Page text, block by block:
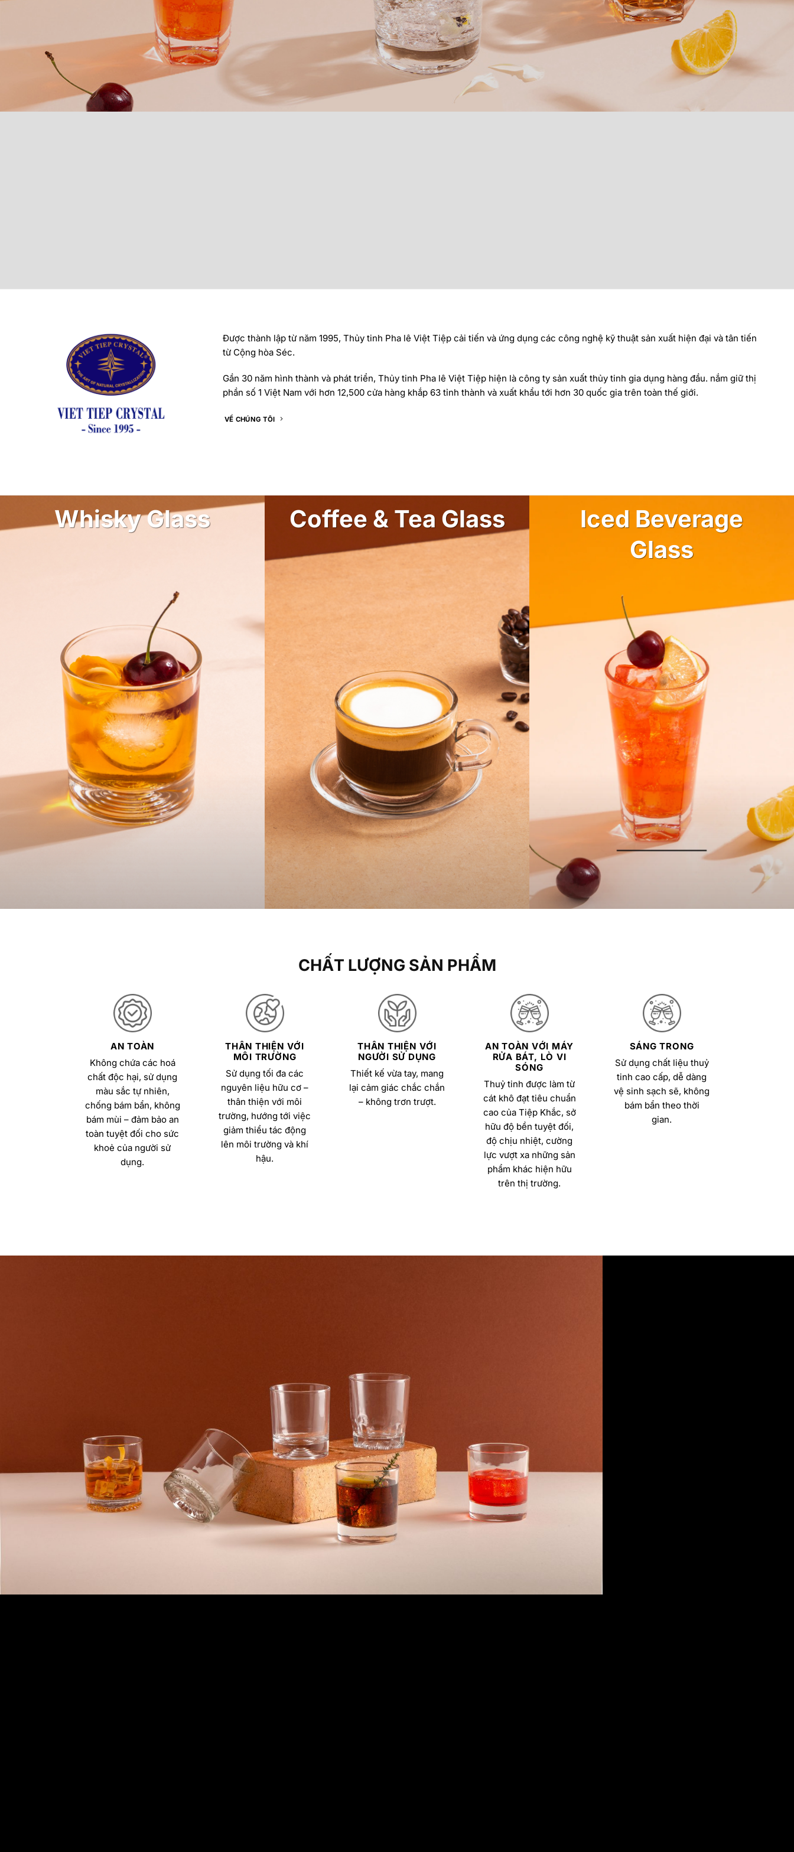
Được thành lập từ năm 1995, Thủy tinh Pha lê Việt Tiệp cải tiến và ứng dụng các công nghệ kỹ thuật sản xuất hiện đại và tân tiến
từ Cộng hòa Séc.
Gần 30 năm hình thành và phát triển, Thủy tinh Pha lê Việt Tiệp hiện là công ty sản xuất thủy tinh gia dụng hàng đầu. nắm giữ thị
phần số 1 Việt Nam với hơn 12,500 cửa hàng khắp 63 tỉnh thành và xuất khẩu tới hơn 30 quốc gia trên toàn thế giới.
VỀ CHÚNG TÔI
Whisky Glass Coffee & Tea Glass
Iced Beverage
Glass
CHẤT LƯỢNG SẢN PHẨM
AN TOÀN
Không chứa các hoá
chất độc hại, sử dụng
màu sắc tự nhiên,
chống bám bẩn, không
bám mùi – đảm bảo an
toàn tuyệt đối cho sức
khoẻ của người sử
dụng.
THÂN THIỆN VỚI
MÔI TRƯỜNG
Sử dụng tối đa các
nguyên liệu hữu cơ –
thân thiện với môi
trường, hướng tới việc
giảm thiểu tác động
lên môi trường và khí
hậu.
THÂN THIỆN VỚI
NGƯỜI SỬ DỤNG
Thiết kế vừa tay, mang
lại cảm giác chắc chắn
– không trơn trượt.
AN TOÀN VỚI MÁY
RỬA BÁT, LÒ VI
SÓNG
Thuỷ tinh được làm từ
cát khô đạt tiêu chuẩn
cao của Tiệp Khắc, sở
hữu độ bền tuyệt đối,
độ chịu nhiệt, cường
lực vượt xa những sản
phẩm khác hiện hữu
trên thị trường.
SÁNG TRONG
Sử dụng chất liệu thuỷ
tinh cao cấp, dễ dàng
vệ sinh sạch sẽ, không
bám bẩn theo thời
gian.